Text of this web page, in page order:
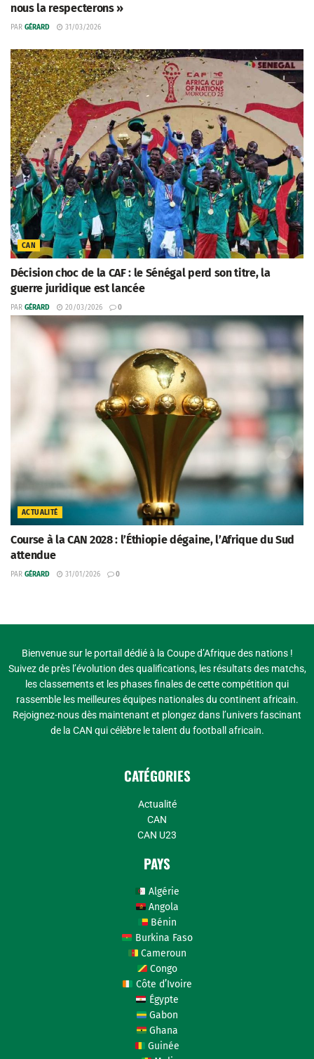
nous la respecterons »
PAR GÉRARD 31/03/2026
CAN
Décision choc de la CAF : le Sénégal perd son titre, la
guerre juridique est lancée
PAR GÉRARD 20/03/2026 0
ACTUALITÉ
Course à la CAN 2028 : l’Éthiopie dégaine, l’Afrique du Sud
attendue
PAR GÉRARD 31/01/2026 0
Bienvenue sur le portail dédié à la Coupe d’Afrique des nations !
Suivez de près l’évolution des qualifications, les résultats des matchs,
les classements et les phases finales de cette compétition qui
rassemble les meilleures équipes nationales du continent africain.
Rejoignez-nous dès maintenant et plongez dans l’univers fascinant
de la CAN qui célèbre le talent du football africain.
CATÉGORIES
Actualité
CAN
CAN U23
PAYS
Algérie
Angola
Bénin
Burkina Faso
Cameroun
Congo
Côte d’Ivoire
Égypte
Gabon
Ghana
Guinée